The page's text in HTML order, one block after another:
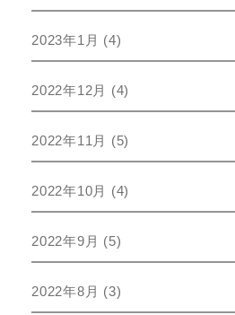
2023年1月 (4)
2022年12月 (4)
2022年11月 (5)
2022年10月 (4)
2022年9月 (5)
2022年8月 (3)